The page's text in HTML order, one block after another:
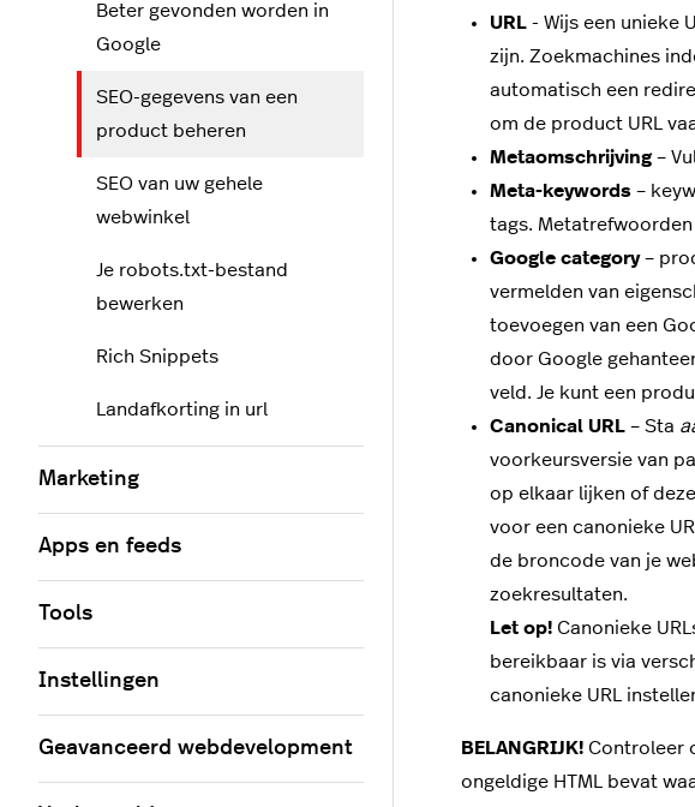
URL - Wijs een unieke
zijn. Zoekmachines
automatisch een
om de product URL
Metaomschrijving–
Meta-keywords –
tags.
Google category–
vermelden van
toevoegen van een
door Google
veld. Je kunt een
Canonical URL – Sta
voorkeursversie van
op elkaar lijken of
voor een canonieke
de broncode van je
zoekresultaten.
Let op! Canonieke
bereikbaar is via
canonieke URL
BELANGRIJK! Controleer
ongeldige HTML bevat
Beter gevonden worden in
Google
SEO-gegevens van een
product beheren
SEO van uw gehele
webwinkel
Je robots.txt-bestand
bewerken
Rich Snippets
Landafkorting in url
Marketing
Apps en feeds
Tools
Instellingen
Geavanceerd webdevelopment